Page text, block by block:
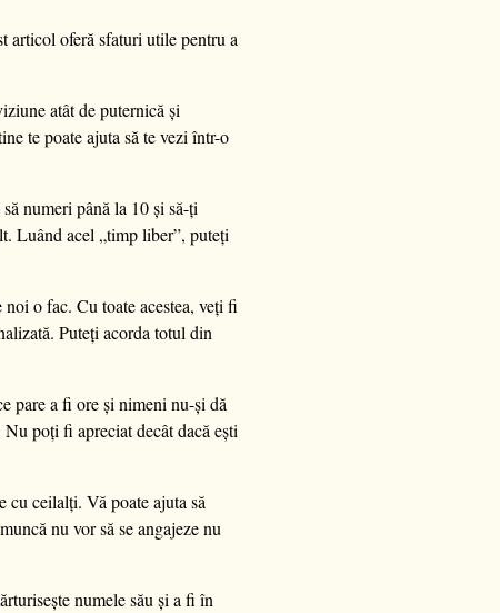
articol oferă sfaturi utile pentru a
atât de puternică și
te poate ajuta să te vezi într-o
numeri până la 10 și să-ți
Luând acel „timp liber”, puteți
o fac. Cu toate acestea, veți fi
Puteți acorda totul din
pare a fi ore și nimeni nu-și dă
poți fi apreciat decât dacă ești
ceilalți. Vă poate ajuta să
nu vor să se angajeze nu
numele său și a fi în